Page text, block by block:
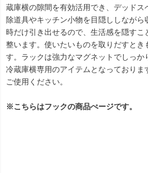
蔵庫横の隙間を有効活用でき、デッド
除道具やキッチン小物を目隠ししながら
時だけ引き出せるので、生活感を隠すこ
整います。使いたいものを取りだすと
す。ラックは強力なマグネットでしっか
冷蔵庫横専用のアイテムとなっておりま
ご使用ください。
※こちらはフックの商品ぺージです。